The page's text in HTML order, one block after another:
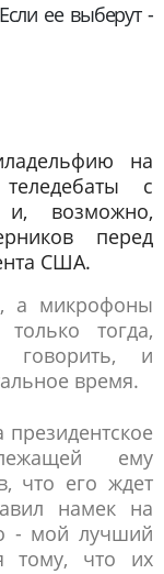
ее выберут -
на
с
возможно,
перед
США.
а микрофоны
тогда,
говорить, и
время.
ему
что его ждет
намек на
- мой лучший
тому, что их